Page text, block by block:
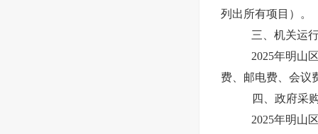
列出所有项目）。
三、机关运
2025年明山
费、邮电费、会议
四、政府采
2025年明山